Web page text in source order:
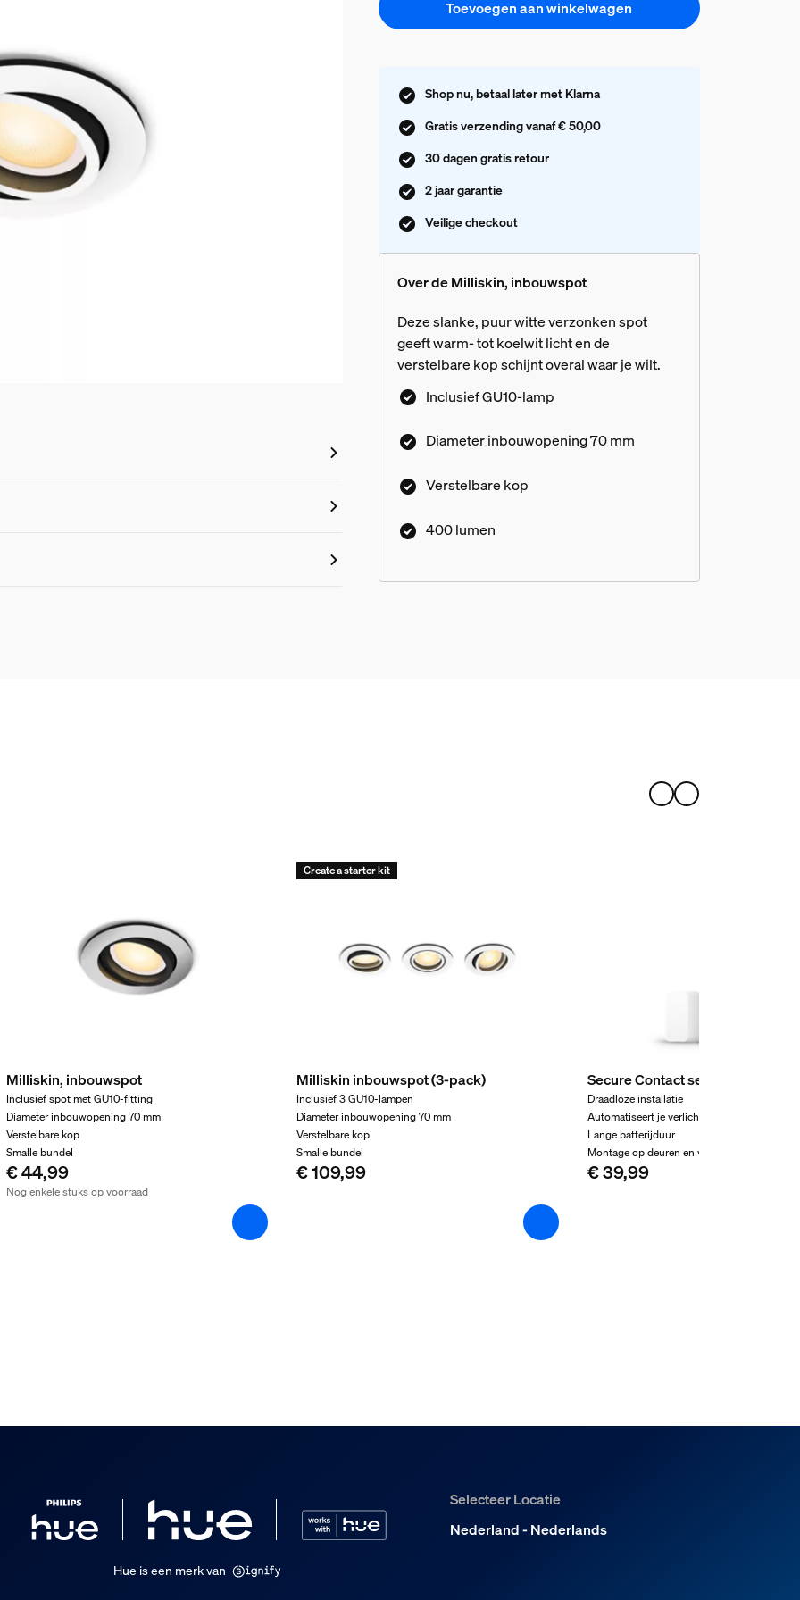
Toevoegen aan winkelwagen
Shop nu, betaal later met Klarna
Gratis verzending vanaf € 50,00
30 dagen gratis retour
2 jaar garantie
Veilige checkout
Over de Milliskin, inbouwspot
Deze slanke, puur witte verzonken spot
geeft warm- tot koelwit licht en de
verstelbare kop schijnt overal waar je wilt.
Inclusief GU10-lamp
Diameter inbouwopening 70 mm
Verstelbare kop
400 lumen
Milliskin, inbouwspot
Inclusief spot met GU10-fitting
Diameter inbouwopening 70 mm
Verstelbare kop
Smalle bundel​
€ 44,99
Nog enkele stuks op voorraad
Create a starter kit
Milliskin inbouwspot (3-pack)
Inclusief 3 GU10-lampen
Diameter inbouwopening 70 mm
Verstelbare kop
Smalle bundel​
€ 109,99
Secure Contact sensor
Draadloze installatie
Automatiseert je verlichting
Lange batterijduur
Montage op deuren en vensters
€ 39,99
Selecteer Locatie
Nederland - Nederlands
Hue is een merk van